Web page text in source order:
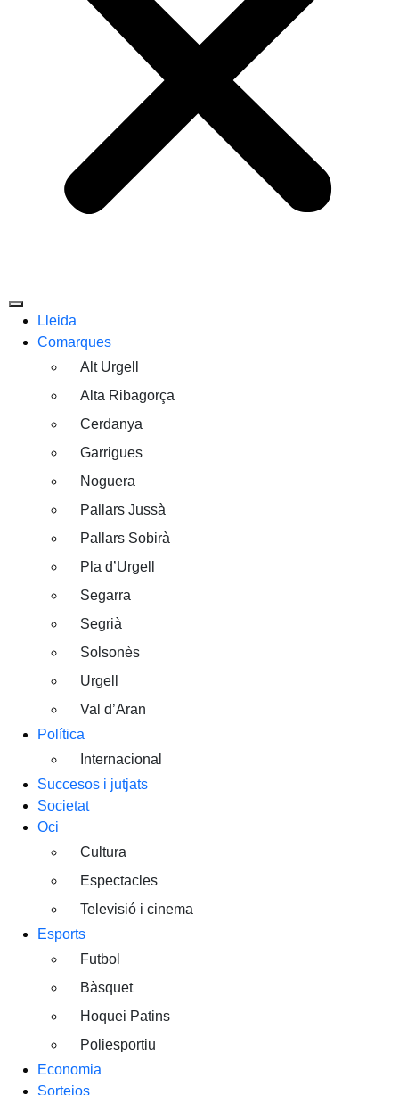
Lleida
Comarques
Alt Urgell
Alta Ribagorça
Cerdanya
Garrigues
Noguera
Pallars Jussà
Pallars Sobirà
Pla d’Urgell
Segarra
Segrià
Solsonès
Urgell
Val d’Aran
Política
Internacional
Succesos i jutjats
Societat
Oci
Cultura
Espectacles
Televisió i cinema
Esports
Futbol
Bàsquet
Hoquei Patins
Poliesportiu
Economia
Sortejos